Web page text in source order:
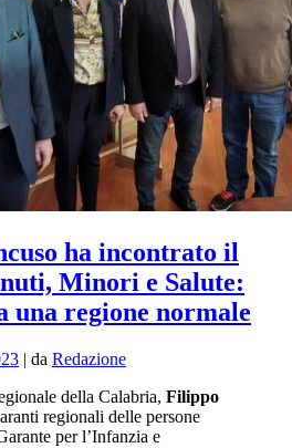
ha incontrato il
Minori e Salute:
una regione normale
| da Redazione
della Calabria, Filippo
regionali delle persone
per l’Infanzia e